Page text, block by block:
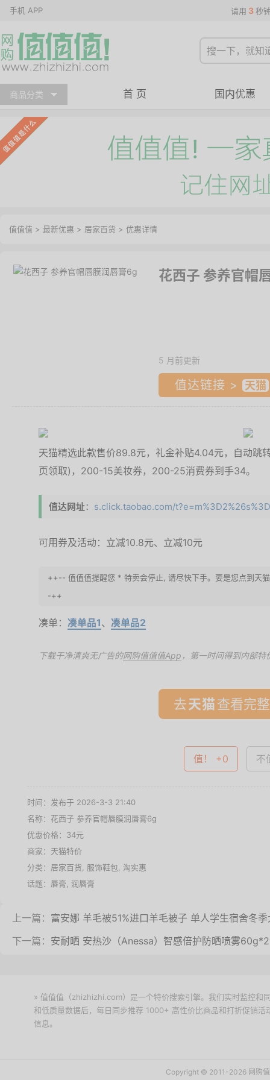
手机 APP 请用 3 秒
商品分类 首 页 国内优惠
值值值 > 最新优惠 > 居家百货 > 优惠详情
花西子 参养官帽
5 月前更新
值达链接 >
天猫精选此款售价89.8元，礼金补贴4.04元，自动跳
页领取)，200-15美妆券，200-25消费券到手34。
值达网址： s.click.taobao.com/
可用券及活动：立减10.8元、立减10元
++-- 值值值提醒您 * 特卖会停止, 请尽快下手。要是您点到天
-++
凑单： 凑单品1、 凑单品2
下载干净清爽无广告的网购值值值App ，第一时间得到内部特
去 查看完
值！ +0 不
时间：发布于 2026-3-3 21:40
名称： 花西子 参养官帽唇膜润唇膏6g
优惠价格： 34元
商家： 天猫特价
分类： 居家百货 服饰鞋包
淘实惠
话题： 唇膏 润唇膏
上一篇： 富安娜 羊毛被51%进口羊毛被子 单人学生宿舍冬
下一篇： 安耐晒 安热沙（Anessa）智感倍护防晒喷雾
» 值值值（zhizhizhi.com）是一个特价搜索引擎。我们实时监控和
和低质量数据后，每日同步推荐 1000+ 高性价比商品和打折促销
信息。
Copyright © 2011-2026 网购